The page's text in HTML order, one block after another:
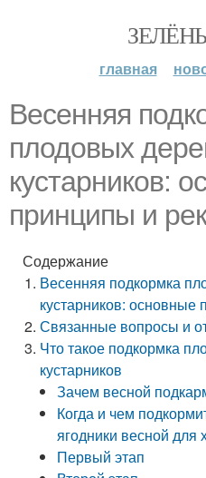
главная
Весенняя
плодовых
кустарников:
принципы и
Содержание
Весенняя подкормка
кустарников:
Связанные вопросы и
Что такое подкормка
кустарников
Зачем весной
Когда и чем
ягодники весной для
Первый этап